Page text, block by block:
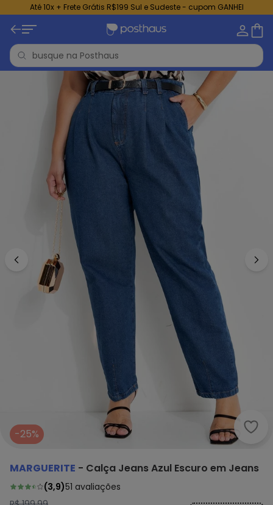
Até 10x + Frete Grátis R$199 Sul e Sudeste - cupom GANHEI
-25%
MARGUERITE - Calça Jeans Azul Escuro em Jeans
(3,9)51 avaliações